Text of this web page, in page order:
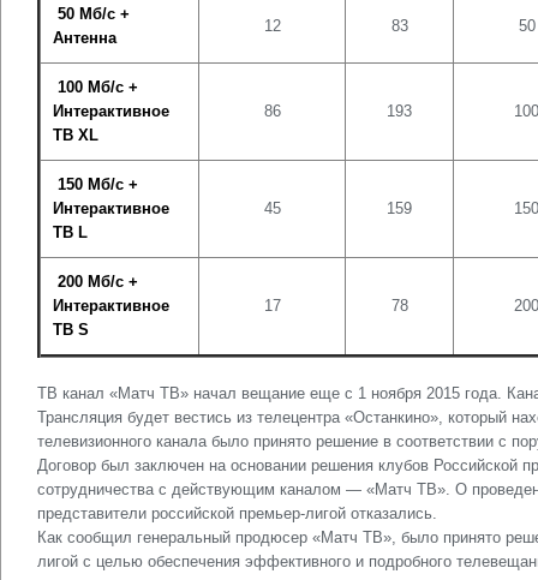
50 Мб/с +
Антенна
12 83 50
100 Мб/с +
Интерактивное
ТВ XL
86 193 100
150 Мб/с +
Интерактивное
ТВ L
45 159 150
200 Мб/с +
Интерактивное
ТВ S
17 78 200
ТВ канал «Матч ТВ» начал вещание еще с 1 ноября 2015 года.
Трансляция будет вестись из телецентра «Останкино», который
телевизионного канала было принято решение в соответствии с
Договор был заключен на основании решения клубов Российской
сотрудничества с действующим каналом — «Матч ТВ». О
представители российской премьер-лигой отказались.
Как сообщил генеральный продюсер «Матч ТВ», было принято
лигой с целью обеспечения эффективного и подробного